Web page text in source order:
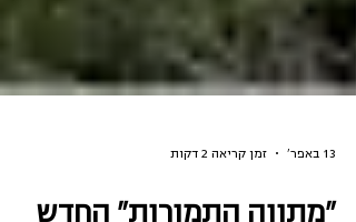
13 באפר׳ זמן קריאה 2 דקות